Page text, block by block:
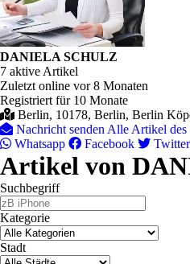
DANIELA SCHULZ
7 aktive Artikel
Zuletzt online vor 8 Monaten
Registriert für 10 Monate
Berlin, 10178, Berlin, Berlin
Nachricht senden Alle Artikel des
Whatsapp
Facebook Twitter
Artikel von
Suchbegriff
Kategorie
Stadt